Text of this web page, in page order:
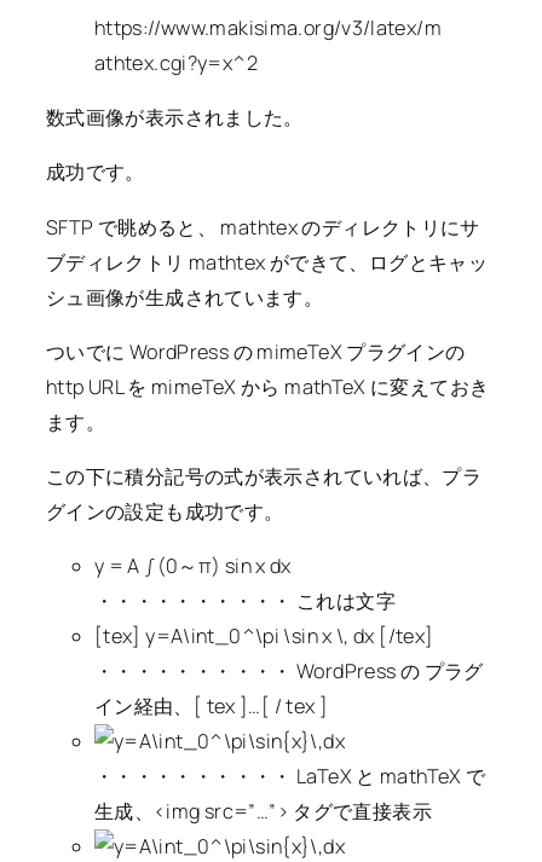
https://www.makisima.org/v3/latex/m
athtex.cgi?y=x^2
数式画像が表示されました。
成功です。
SFTP で眺めると、 mathtex のディレクトリにサ
ブディレクトリ mathtex ができて、ログとキャッ
シュ画像が生成されています。
ついでに WordPress の mimeTeX プラグインの
http URL を mimeTeX から mathTeX に変えておき
ます。
この下に積分記号の式が表示されていれば、プラ
グインの設定も成功です。
y = A ∫(0～π) sin x dx
・・・・・・・・・・ これは文字
[tex] y=A\int_0^\pi \sin x \, dx [/tex]
・・・・・・・・・・ WordPress の プラグ
イン経由、[ tex ]…[ / tex ]
・・・・・・・・・・ LaTeX と mathTeX で
生成、<img src=”…”> タグで直接表示